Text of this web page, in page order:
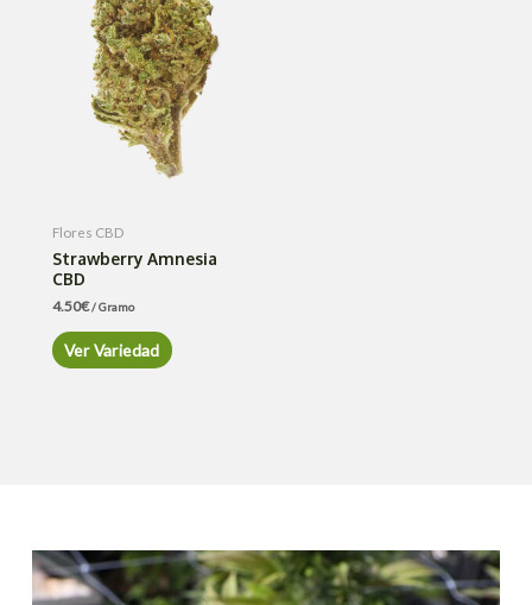
Flores CBD
Strawberry Amnesia
CBD
4.50€/ Gramo
Ver Variedad